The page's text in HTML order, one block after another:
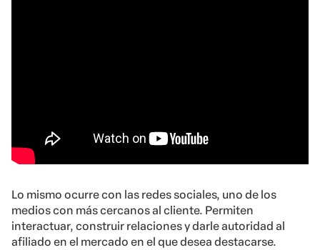
Lo mismo ocurre con las redes sociales, uno de los
medios con más cercanos al cliente. Permiten
interactuar, construir relaciones y darle autoridad al
afiliado en el mercado en el que desea destacarse.